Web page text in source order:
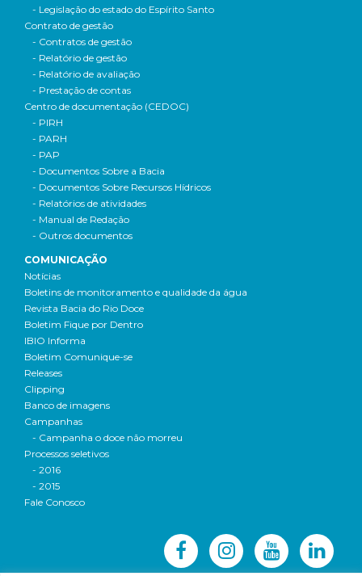
- Legislação do estado do Espírito Santo
Contrato de gestão
- Contratos de gestão
- Relatório de gestão
- Relatório de avaliação
- Prestação de contas
Centro de documentação (CEDOC)
- PIRH
- PARH
- PAP
- Documentos Sobre a Bacia
- Documentos Sobre Recursos Hídricos
- Relatórios de atividades
- Manual de Redação
- Outros documentos
COMUNICAÇÃO
Notícias
Boletins de monitoramento e qualidade da água
Revista Bacia do Rio Doce
Boletim Fique por Dentro
IBIO Informa
Boletim Comunique-se
Releases
Clipping
Banco de imagens
Campanhas
- Campanha o doce não morreu
Processos seletivos
- 2016
- 2015
Fale Conosco